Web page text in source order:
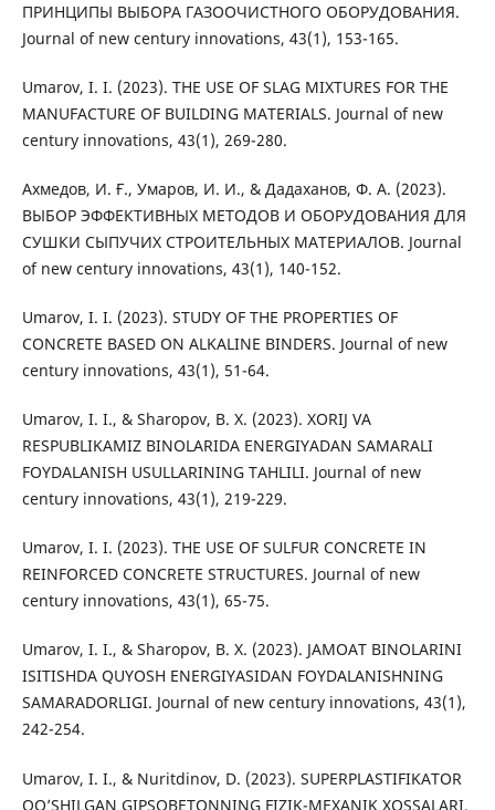
ПРИНЦИПЫ ВЫБОРА ГАЗООЧИСТНОГО ОБОРУДОВАНИЯ.
Journal of new century innovations, 43(1), 153-165.
Umarov, I. I. (2023). THE USE OF SLAG MIXTURES FOR THE
MANUFACTURE OF BUILDING MATERIALS. Journal of new
century innovations, 43(1), 269-280.
Ахмедов, И. Ғ., Умаров, И. И., & Дадаханов, Ф. А. (2023).
ВЫБОР ЭФФЕКТИВНЫХ МЕТОДОВ И ОБОРУДОВАНИЯ ДЛЯ
СУШКИ СЫПУЧИХ СТРОИТЕЛЬНЫХ МАТЕРИАЛОВ. Journal
of new century innovations, 43(1), 140-152.
Umarov, I. I. (2023). STUDY OF THE PROPERTIES OF
CONCRETE BASED ON ALKALINE BINDERS. Journal of new
century innovations, 43(1), 51-64.
Umarov, I. I., & Sharopov, B. X. (2023). XORIJ VA
RESPUBLIKAMIZ BINOLARIDA ENERGIYADAN SAMARALI
FOYDALANISH USULLARINING TAHLILI. Journal of new
century innovations, 43(1), 219-229.
Umarov, I. I. (2023). THE USE OF SULFUR CONCRETE IN
REINFORCED CONCRETE STRUCTURES. Journal of new
century innovations, 43(1), 65-75.
Umarov, I. I., & Sharopov, B. X. (2023). JAMOAT BINOLARINI
ISITISHDA QUYOSH ENERGIYASIDAN FOYDALANISHNING
SAMARADORLIGI. Journal of new century innovations, 43(1),
242-254.
Umarov, I. I., & Nuritdinov, D. (2023). SUPERPLASTIFIKATOR
QO’SHILGAN GIPSOBETONNING FIZIK-MEXANIK XOSSALARI.